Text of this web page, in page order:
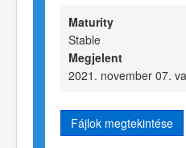
Maturity
Stable
Megjelent
2021. november 07.
Fájlok megtekintése